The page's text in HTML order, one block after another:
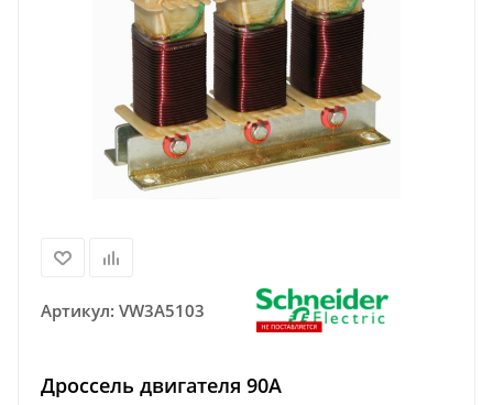
Артикул: VW3A5103
Дроссель двигателя 90А